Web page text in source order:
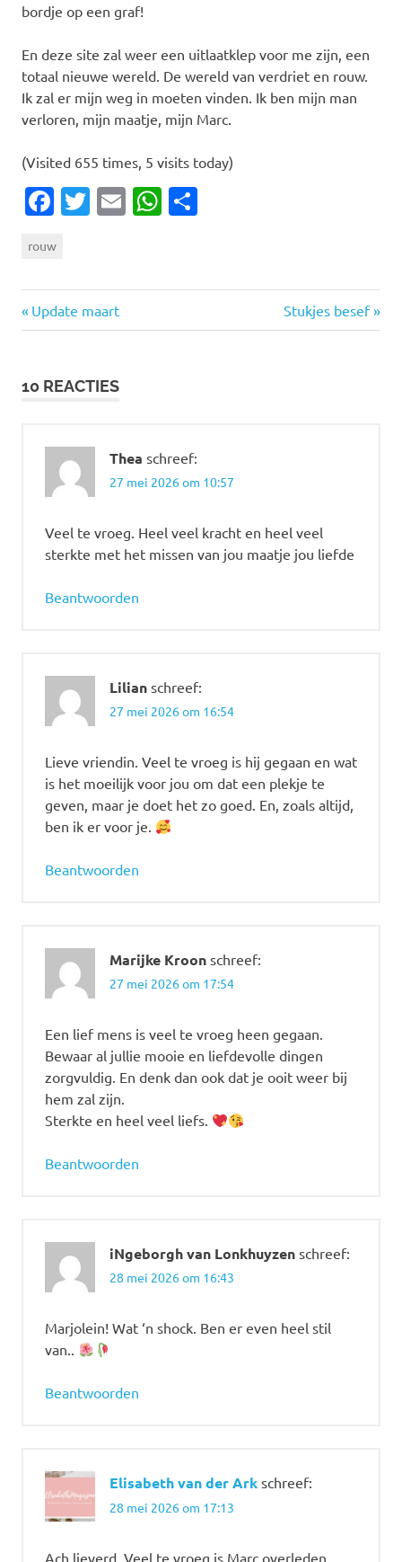
bordje op een graf!
En deze site zal weer een uitlaatklep voor me zijn, een
totaal nieuwe wereld. De wereld van verdriet en rouw.
Ik zal er mijn weg in moeten vinden. Ik ben mijn man
verloren, mijn maatje, mijn Marc.
(Visited 655 times, 5 visits today)
Facebook
Twitter
EmailWhatsApp
rouw
Bericht
Vorige
bericht:
Update maart
Volgende
bericht:
Stukjes besef
10 REACTIES
Thea schreef:
27 mei 2026 om 10:57
Veel te vroeg. Heel veel kracht en heel veel
sterkte met het missen van jou maatje jou liefde
Beantwoorden
Lilian schreef:
27 mei 2026 om 16:54
Lieve vriendin. Veel te vroeg is hij gegaan en wat
is het moeilijk voor jou om dat een plekje te
geven, maar je doet het zo goed. En, zoals altijd,
ben ik er voor je.
Beantwoorden
Marijke Kroon schreef:
27 mei 2026 om 17:54
Een lief mens is veel te vroeg heen gegaan.
Bewaar al jullie mooie en liefdevolle dingen
zorgvuldig. En denk dan ook dat je ooit weer bij
hem zal zijn.
Sterkte en heel veel liefs.
Beantwoorden
iNgeborgh van Lonkhuyzen schreef:
28 mei 2026 om 16:43
Marjolein! Wat ‘n shock. Ben er even heel stil
van..
Beantwoorden
Elisabeth van der Ark schreef:
28 mei 2026 om 17:13
Ach lieverd. Veel te vroeg is Marc overleden.